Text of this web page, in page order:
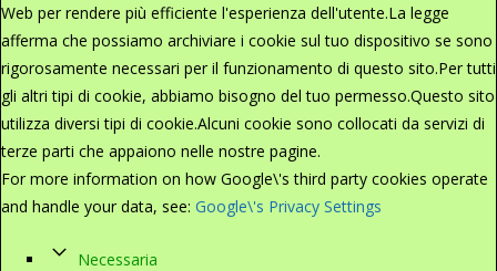
Web per rendere più efficiente l'esperienza dell'utente.La legge
afferma che possiamo archiviare i cookie sul tuo dispositivo se sono
rigorosamente necessari per il funzionamento di questo sito.Per tutti
gli altri tipi di cookie, abbiamo bisogno del tuo permesso.Questo sito
utilizza diversi tipi di cookie.Alcuni cookie sono collocati da servizi di
terze parti che appaiono nelle nostre pagine.
For more information on how Google\'s third party cookies operate
and handle your data, see: Google\'s Privacy Settings
Necessaria